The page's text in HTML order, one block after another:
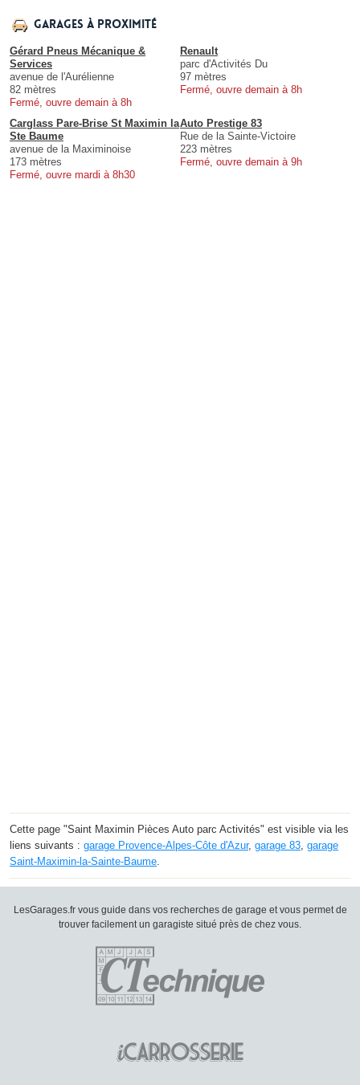
Garages à proximité
Gérard Pneus Mécanique &
Services
avenue de l'Aurélienne
82 mètres
Fermé, ouvre demain à 8h
Renault
parc d'Activités Du
97 mètres
Fermé, ouvre demain à 8h
Carglass Pare-Brise St Maximin la
Ste Baume
avenue de la Maximinoise
173 mètres
Fermé, ouvre mardi à 8h30
Auto Prestige 83
Rue de la Sainte-Victoire
223 mètres
Fermé, ouvre demain à 9h
Cette page "Saint Maximin Pièces Auto parc Activités" est visible via les
liens suivants : garage Provence-Alpes-Côte d'Azur, garage 83, garage
Saint-Maximin-la-Sainte-Baume.
LesGarages.fr vous guide dans vos recherches de garage et vous permet de
trouver facilement un garagiste situé près de chez vous.